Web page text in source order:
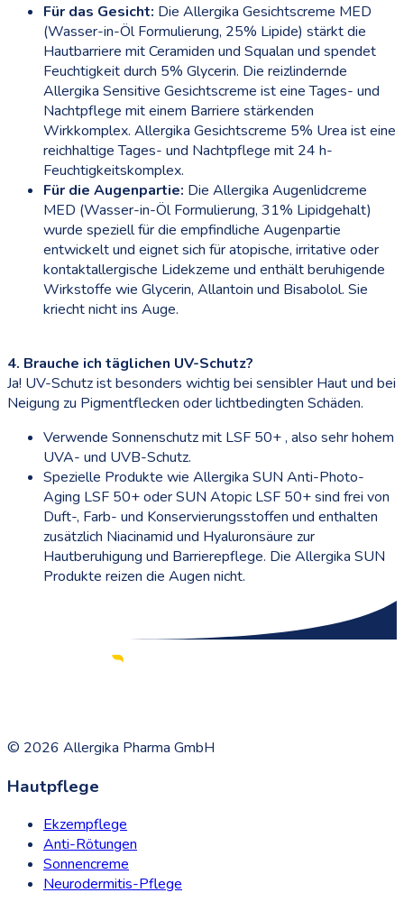
Für das Gesicht: Die Allergika Gesichtscreme MED
(Wasser-in-Öl Formulierung, 25% Lipide) stärkt die
Hautbarriere mit Ceramiden und Squalan und spendet
Feuchtigkeit durch 5% Glycerin. Die reizlindernde
Allergika Sensitive Gesichtscreme ist eine Tages- und
Nachtpflege mit einem Barriere stärkenden
Wirkkomplex. Allergika Gesichtscreme 5% Urea ist eine
reichhaltige Tages- und Nachtpflege mit 24 h-
Feuchtigkeitskomplex.
Für die Augenpartie: Die Allergika Augenlidcreme
MED (Wasser-in-Öl Formulierung, 31% Lipidgehalt)
wurde speziell für die empfindliche Augenpartie
entwickelt und eignet sich für atopische, irritative oder
kontaktallergische Lidekzeme und enthält beruhigende
Wirkstoffe wie Glycerin, Allantoin und Bisabolol. Sie
kriecht nicht ins Auge.
4. Brauche ich täglichen UV-Schutz?
Ja! UV-Schutz ist besonders wichtig bei sensibler Haut und bei
Neigung zu Pigmentflecken oder lichtbedingten Schäden.
Verwende Sonnenschutz mit LSF 50+ , also sehr hohem
UVA- und UVB-Schutz.
Spezielle Produkte wie Allergika SUN Anti-Photo-
Aging LSF 50+ oder SUN Atopic LSF 50+ sind frei von
Duft-, Farb- und Konservierungsstoffen und enthalten
zusätzlich Niacinamid und Hyaluronsäure zur
Hautberuhigung und Barrierepflege. Die Allergika SUN
Produkte reizen die Augen nicht.
© 2026 Allergika Pharma GmbH
Hautpflege
Ekzempflege
Anti-Rötungen
Sonnencreme
Neurodermitis-Pflege